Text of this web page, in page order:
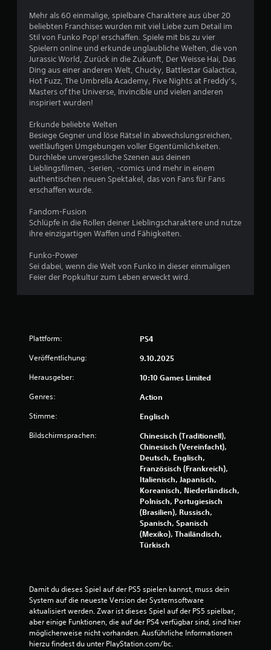
a
u
s
2
4
e
e
r
n
Mehr als 60 einmalige, spielbare Charaktere aus über 20
beliebten Franchises wurden mit viel Liebe zum Detail im
Stil von Funko Pop! erschaffen. Spiele mit bis zu vier
Spielern online und erkunde unglaubliche Welten, die von
Jurassic World, Zurück in die Zukunft, Der Weisse Hai, Das
Ding aus einer anderen Welt, Chucky, Battlestar Galactica,
Hot Fuzz, The Umbrella Academy, Five Nights at Freddy’s,
Masters of the Universe, Invincible und vielen anderen
inspiriert wurden!
Erkunde beliebte Welten
Besiege Gegner und löse Rätsel in abwechslungsreichen,
weitläufigen Umgebungen voller Eigentümlichkeiten.
Durchlebe unvergessliche Szenen aus deinen
Lieblingsfilmen, -serien, -comics und mehr in einem
authentischen neuen Spektakel, das von Fans für Fans
erschaffen wurde.
Fandom-Fusion
Schlüpfe in die Rollen deiner Lieblingscharaktere und nutze
ihre einzigartigen Waffen und Fähigkeiten.
Funko-Power
Sei dabei, wenn die Welt von Funko in dieser einmaligen
Feier der Popkultur zum Leben erweckt wird.
Plattform: PS4
Veröffentlichung: 9.10.2025
Herausgeber: 10:10 Games Limited
Genres: Action
Stimme: Englisch
Bildschirmsprachen:
Chinesisch (Traditionell),
Chinesisch (Vereinfacht),
Deutsch, Englisch,
Französisch (Frankreich),
Italienisch, Japanisch,
Koreanisch, Niederländisch,
Polnisch, Portugiesisch
(Brasilien), Russisch,
Spanisch, Spanisch
(Mexiko), Thailändisch,
Türkisch
Damit du dieses Spiel auf der PS5 spielen kannst, muss dein
System auf die neueste Version der Systemsoftware
aktualisiert werden. Zwar ist dieses Spiel auf der PS5 spielbar,
aber einige Funktionen, die auf der PS4 verfügbar sind, sind hier
möglicherweise nicht vorhanden. Ausführliche Informationen
hierzu findest du unter PlayStation.com/bc.